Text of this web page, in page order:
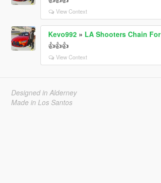
View Context
Kevo992» LA Shooters Chain
👍👍👍
View Context
Designed in Alderney
Made in Los Santos